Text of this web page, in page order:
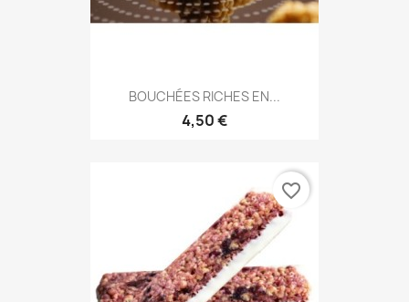
BOUCHÉES RICHES EN...
4,50 €
favorite_border